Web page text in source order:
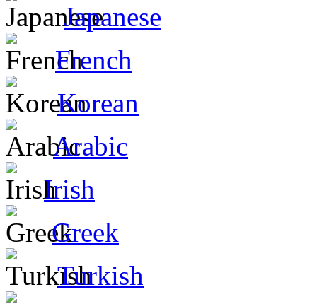
Japanese
French
Korean
Arabic
Irish
Greek
Turkish